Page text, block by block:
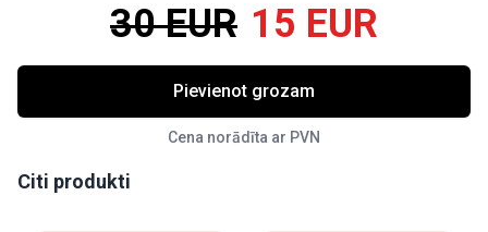
30 EUR 15 EUR
Pievienot grozam
Cena norādīta ar PVN
Citi produkti